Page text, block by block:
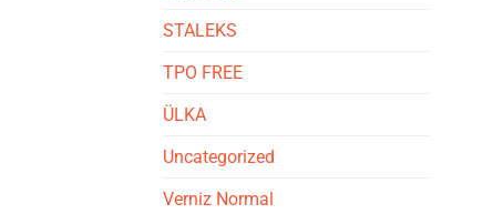
STALEKS
TPO FREE
ÜLKA
Uncategorized
Verniz Normal